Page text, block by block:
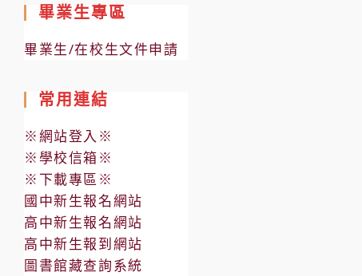
畢業生專區
畢業生/在校生文件申請
常用連結
※網站登入※
※學校信箱※
※下載專區※
國中新生報名網站
高中新生報名網站
高中新生報到網站
圖書館藏查詢系統